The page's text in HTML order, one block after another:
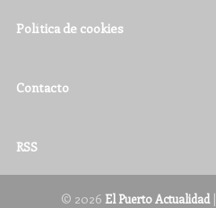
Política de cookies
Contacto
RSS
© 2026 El Puerto Actualidad|